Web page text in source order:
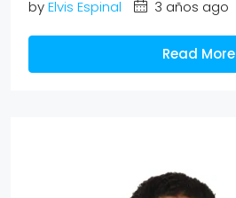
byElvis Espinal 3 años ago
Read More